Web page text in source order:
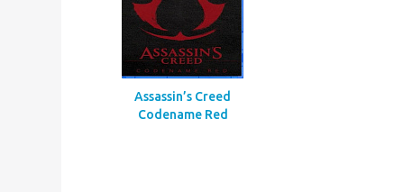
Assassin’s Creed
Codename Red